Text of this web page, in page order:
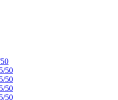
50
50
50
50